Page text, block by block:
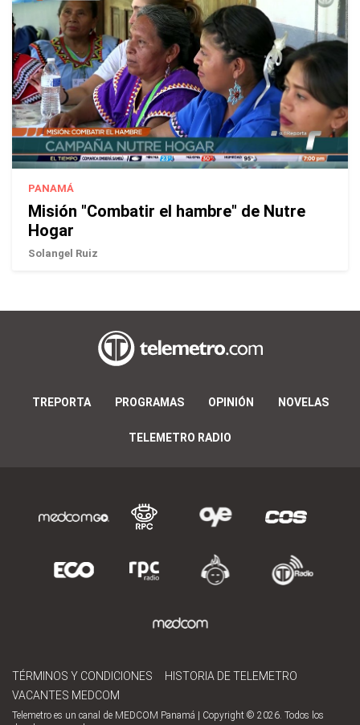
PANAMÁ
Misión "Combatir el hambre" de Nutre
Hogar
Solangel Ruiz
TREPORTA PROGRAMAS OPINIÓN NOVELAS
TELEMETRO RADIO
TÉRMINOS Y CONDICIONES
HISTORIA DE TELEMETRO
VACANTES MEDCOM
Telemetro es un canal de MEDCOM Panamá | Copyright © 2026. Todos los